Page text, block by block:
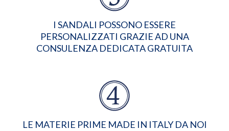
I SANDALI POSSONO ESSERE
PERSONALIZZATI GRAZIE AD UNA
CONSULENZA DEDICATA GRATUITA
LE MATERIE PRIME MADE IN ITALY DA NOI